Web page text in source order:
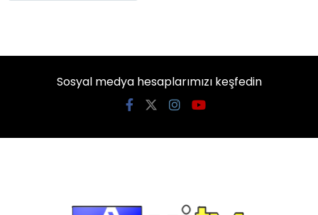
Sosyal medya hesaplarımızı keşfedin